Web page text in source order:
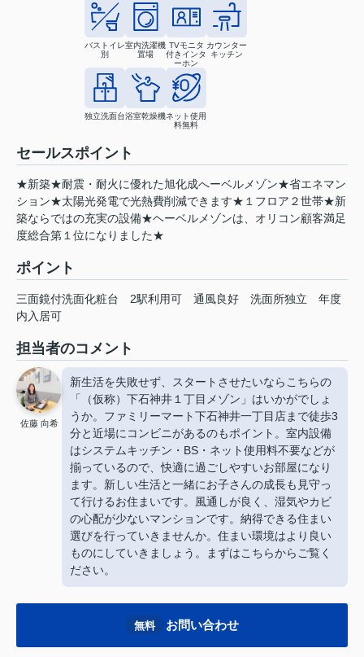
バストイレ
別
室内洗濯機
置場
TVモニタ
付きインタ
ーホン
カウンター
キッチン
独立洗面台浴室乾燥機ネット使用
料無料
セールスポイント
★新築★耐震・耐火に優れた旭化成へーベルメゾン★省エネマン
ション★太陽光発電で光熱費削減できます★１フロア２世帯★新
築ならではの充実の設備★ヘーベルメゾンは、オリコン顧客満足
度総合第１位になりました★
ポイント
三面鏡付洗面化粧台 2駅利用可 通風良好 洗面所独立
年度
内入居可
担当者のコメント
佐藤 向希
新生活を失敗せず、スタートさせたいならこちらの
「（仮称）下石神井１丁目メゾン」はいかがでしょ
うか。ファミリーマート下石神井一丁目店まで徒歩3
分と近場にコンビニがあるのもポイント。室内設備
はシステムキッチン・BS・ネット使用料不要などが
揃っているので、快適に過ごしやすいお部屋になり
ます。新しい生活と一緒にお子さんの成長も見守っ
て行けるお住まいです。風通しが良く、湿気やカビ
の心配が少ないマンションです。納得できる住まい
選びを行っていきませんか。住まい環境はより良い
ものにしていきましょう。まずはこちらからご覧く
ださい。
無料 お問い合わせ